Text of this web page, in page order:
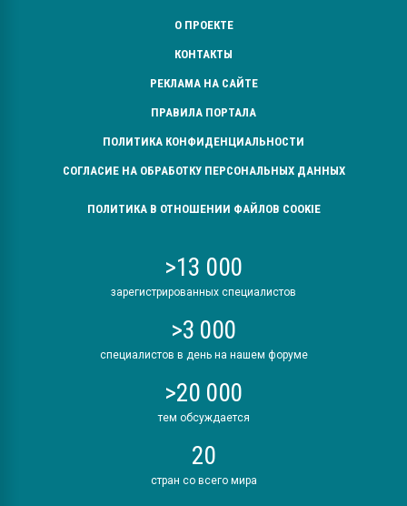
О ПРОЕКТЕ
КОНТАКТЫ
РЕКЛАМА НА САЙТЕ
ПРАВИЛА ПОРТАЛА
ПОЛИТИКА КОНФИДЕНЦИАЛЬНОСТИ
СОГЛАСИЕ НА ОБРАБОТКУ ПЕРСОНАЛЬНЫХ ДАННЫХ
ПОЛИТИКА В ОТНОШЕНИИ ФАЙЛОВ COOKIE
>13 000
зарегистрированных специалистов
>3 000
специалистов в день на нашем форуме
>20 000
тем обсуждается
20
стран со всего мира